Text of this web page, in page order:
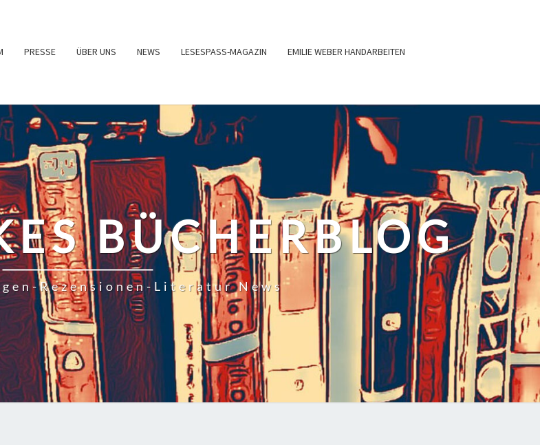
PRESSE ÜBER UNS NEWS LESESPASS-MAGAZIN EMILIE WEBER HANDARBEITEN
BÜCHERBLOG
Rezensionen-Literatur News